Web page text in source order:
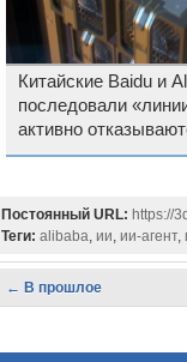
Китайские Baidu и
последовали
активно
ускорителей Nvidia
Постоянный URL: https://
Теги: alibaba, ии, ии-агент,
← В прошлое